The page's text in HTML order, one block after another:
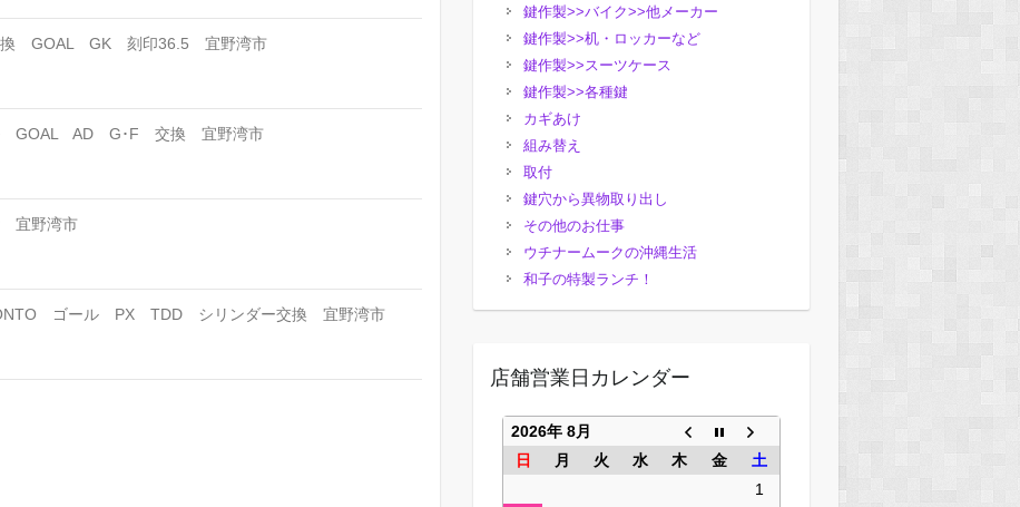
換 GOAL GK 刻印36.5 宜野湾市
GOAL AD G･F 交換 宜野湾市
宜野湾市
ゴール PX TDD シリンダー交換 宜野湾市
鍵作製>>バイク>>他メーカー
鍵作製>>机・ロッカーなど
鍵作製>>スーツケース
鍵作製>>各種鍵
カギあけ
組み替え
取付
鍵穴から異物取り出し
その他のお仕事
ウチナームークの沖縄生活
和子の特製ランチ！
店舗営業日カレンダー
2026年 8月
日
月 火 水 木 金
土
1